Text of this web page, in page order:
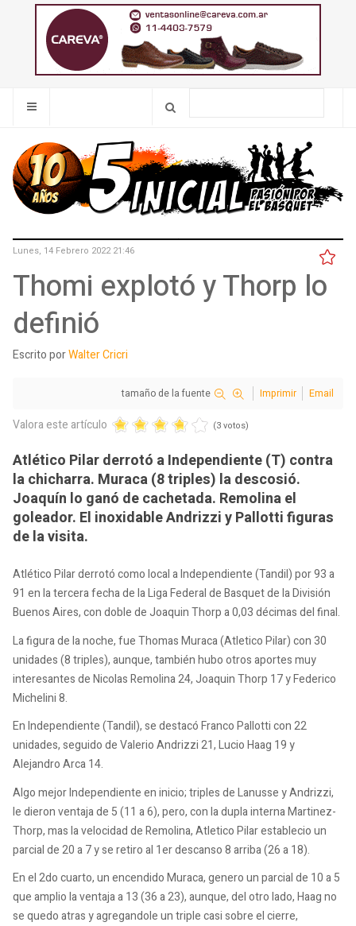
Lunes, 14 Febrero 2022 21:46
Thomi explotó y Thorp lo
definió
Escrito porWalter Cricri
tamaño de la fuente Imprimir Email
Valora este artículo (3 votos)
Atlético Pilar derrotó a Independiente (T) contra
la chicharra. Muraca (8 triples) la descosió.
Joaquín lo ganó de cachetada. Remolina el
goleador. El inoxidable Andrizzi y Pallotti figuras
de la visita.
Atlético Pilar derrotó como local a Independiente (Tandil) por 93 a
91 en la tercera fecha de la Liga Federal de Basquet de la División
Buenos Aires, con doble de Joaquin Thorp a 0,03 décimas del final.
La figura de la noche, fue Thomas Muraca (Atletico Pilar) con 30
unidades (8 triples), aunque, también hubo otros aportes muy
interesantes de Nicolas Remolina 24, Joaquin Thorp 17 y Federico
Michelini 8.
En Independiente (Tandil), se destacó Franco Pallotti con 22
unidades, seguido de Valerio Andrizzi 21, Lucio Haag 19 y
Alejandro Arca 14.
Algo mejor Independiente en inicio; triples de Lanusse y Andrizzi,
le dieron ventaja de 5 (11 a 6), pero, con la dupla interna Martinez-
Thorp, mas la velocidad de Remolina, Atletico Pilar establecio un
parcial de 20 a 7 y se retiro al 1er descanso 8 arriba (26 a 18).
En el 2do cuarto, un encendido Muraca, genero un parcial de 10 a 5
que amplio la ventaja a 13 (36 a 23), aunque, del otro lado, Haag no
se quedo atras y agregandole un triple casi sobre el cierre,